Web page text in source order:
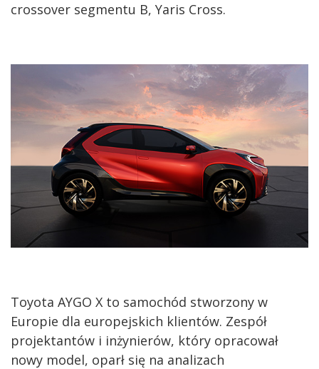
crossover segmentu B, Yaris Cross.
Toyota AYGO X to samochód stworzony w
Europie dla europejskich klientów. Zespół
projektantów i inżynierów, który opracował
nowy model, oparł się na analizach